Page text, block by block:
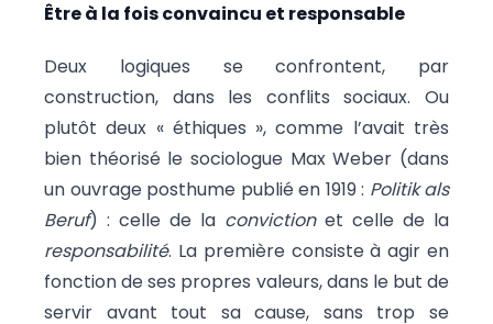
Être à la fois convaincu et responsable
Deux logiques se confrontent, par
construction, dans les conflits sociaux. Ou
plutôt deux « éthiques », comme l’avait très
bien théorisé le sociologue Max Weber (dans
un ouvrage posthume publié en 1919 : Politik als
Beruf) : celle de la convictionet celle de la
responsabilité. La première consiste à agir en
fonction de ses propres valeurs, dans le but de
servir avant tout sa cause, sans trop se